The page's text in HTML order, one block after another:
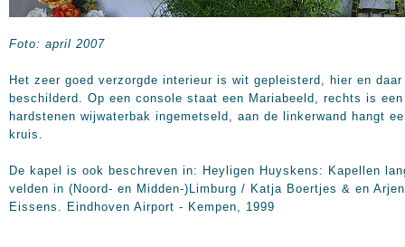
Foto: april 2007
Het zeer goed verzorgde interieur is wit gepleisterd, hier en daar
beschilderd. Op een console staat een Mariabeeld, rechts is een
hardstenen wijwaterbak ingemetseld, aan de linkerwand hangt
kruis.
De kapel is ook beschreven in: Heyligen Huyskens: Kapellen
velden in (Noord- en Midden-)Limburg / Katja Boertjes & en Arjen
Eissens. Eindhoven Airport - Kempen, 1999